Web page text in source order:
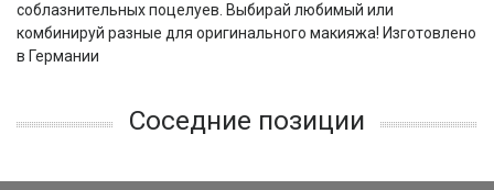
соблазнительных поцелуев. Выбирай любимый или
комбинируй разные для оригинального макияжа! Изготовлено
в Германии
Соседние позиции